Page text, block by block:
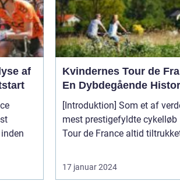
af
Kvindernes Tour de
En Dybdegående
[Introduktion] Som et af
mest prestigefyldte cykelløb
Tour de France altid
17 januar 2024